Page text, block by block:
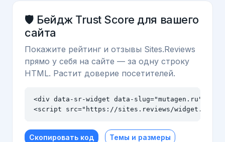
🛡️ Бейдж Trust Score для вашего
сайта
Покажите рейтинг и отзывы Sites.Reviews
прямо у себя на сайте — за одну строку
HTML. Растит доверие посетителей.
<div data-sr-widget data-slug="mutagen.ru"
<script src="https://sites.reviews/widget.js"
Скопировать код Темы и размеры